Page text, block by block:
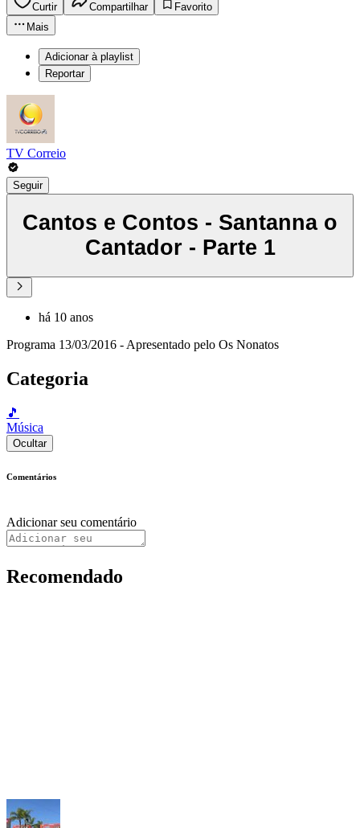
Curtir Compartilhar
Favorito
Mais
Adicionar à playlist
Reportar
TV Correio
Seguir
Cantos e Contos - Santanna o
Cantador - Parte 1
há 10 anos
Programa 13/03/2016 - Apresentado pelo Os Nonatos
Categoria
🎵
Música
Ocultar
Comentários
Adicionar seu comentário
Recomendado